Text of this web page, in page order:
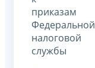
приказам
Федеральной
налоговой
службы